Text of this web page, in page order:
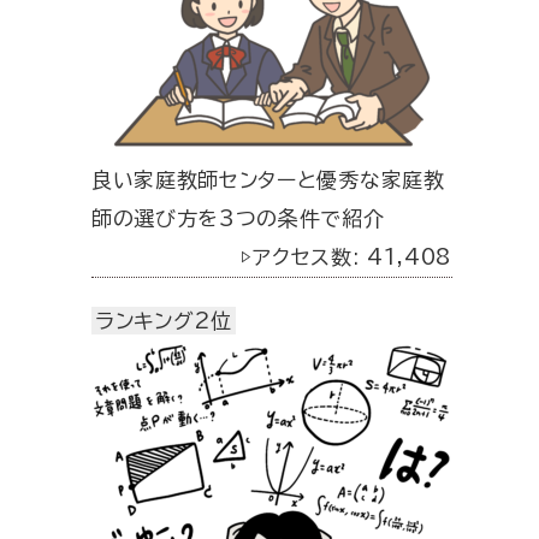
良い家庭教師センターと優秀な家庭教
師の選び方を3つの条件で紹介
▷アクセス数: 41,408
ランキング2位